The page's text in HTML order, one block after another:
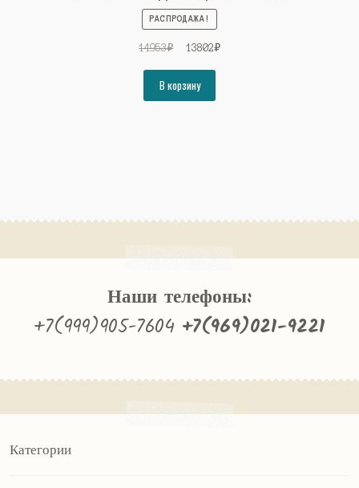
РАСПРОДАЖА!
14953₽
Первоначальная
составляла
14953₽.
13802₽Текущая
В корзину
Наши телефоны:
+7(999)905-7604 +7(969)021-9221
Категории